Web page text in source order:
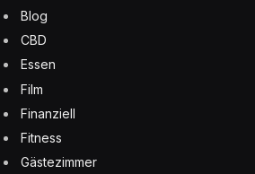
Blog
CBD
Essen
Film
Finanziell
Fitness
Gästezimmer